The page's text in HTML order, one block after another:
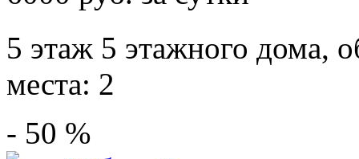
5 этаж 5 этажного дома,
места: 2
- 50 %